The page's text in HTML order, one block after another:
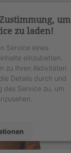
um
zu laden!
Service eines
einzubetten.
zu Ihren Aktivitäten
Details durch und
des Service zu, um